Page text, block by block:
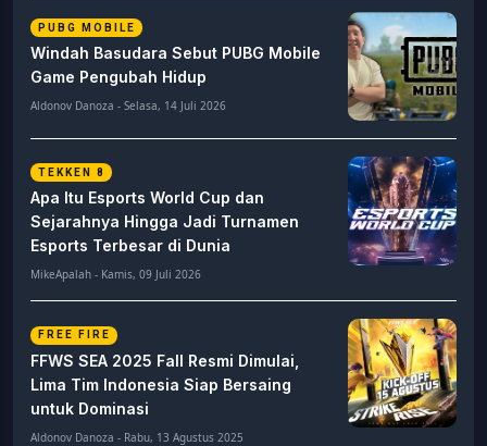
PUBG MOBILE
Windah Basudara Sebut PUBG Mobile
Game Pengubah Hidup
Aldonov Danoza - Selasa, 14 Juli 2026
TEKKEN 8
Apa Itu Esports World Cup dan
Sejarahnya Hingga Jadi Turnamen
Esports Terbesar di Dunia
MikeApalah - Kamis, 09 Juli 2026
FREE FIRE
FFWS SEA 2025 Fall Resmi Dimulai,
Lima Tim Indonesia Siap Bersaing
untuk Dominasi
Aldonov Danoza - Rabu, 13 Agustus 2025